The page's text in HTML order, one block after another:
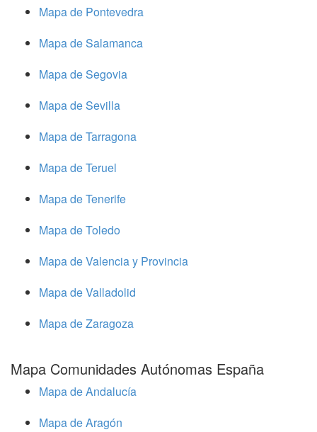
Mapa de Pontevedra
Mapa de Salamanca
Mapa de Segovia
Mapa de Sevilla
Mapa de Tarragona
Mapa de Teruel
Mapa de Tenerife
Mapa de Toledo
Mapa de Valencia y Provincia
Mapa de Valladolid
Mapa de Zaragoza
Mapa Comunidades Autónomas España
Mapa de Andalucía
Mapa de Aragón